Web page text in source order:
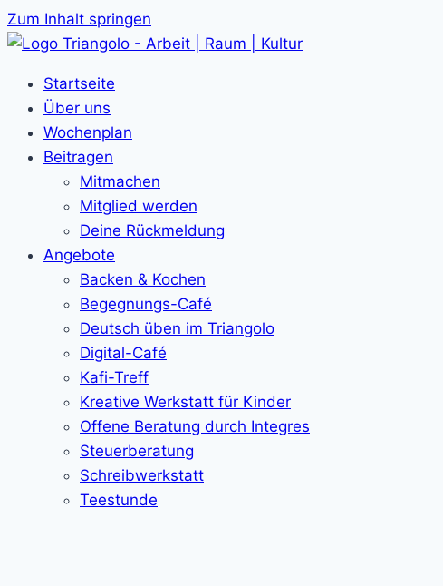
Zum Inhalt springen
Startseite
Über uns
Wochenplan
Beitragen
Mitmachen
Mitglied werden
Deine Rückmeldung
Angebote
Backen & Kochen
Begegnungs-Café
Deutsch üben im Triangolo
Digital-Café
Kafi-Treff
Kreative Werkstatt für Kinder
Offene Beratung durch Integres
Steuerberatung
Schreibwerkstatt
Teestunde